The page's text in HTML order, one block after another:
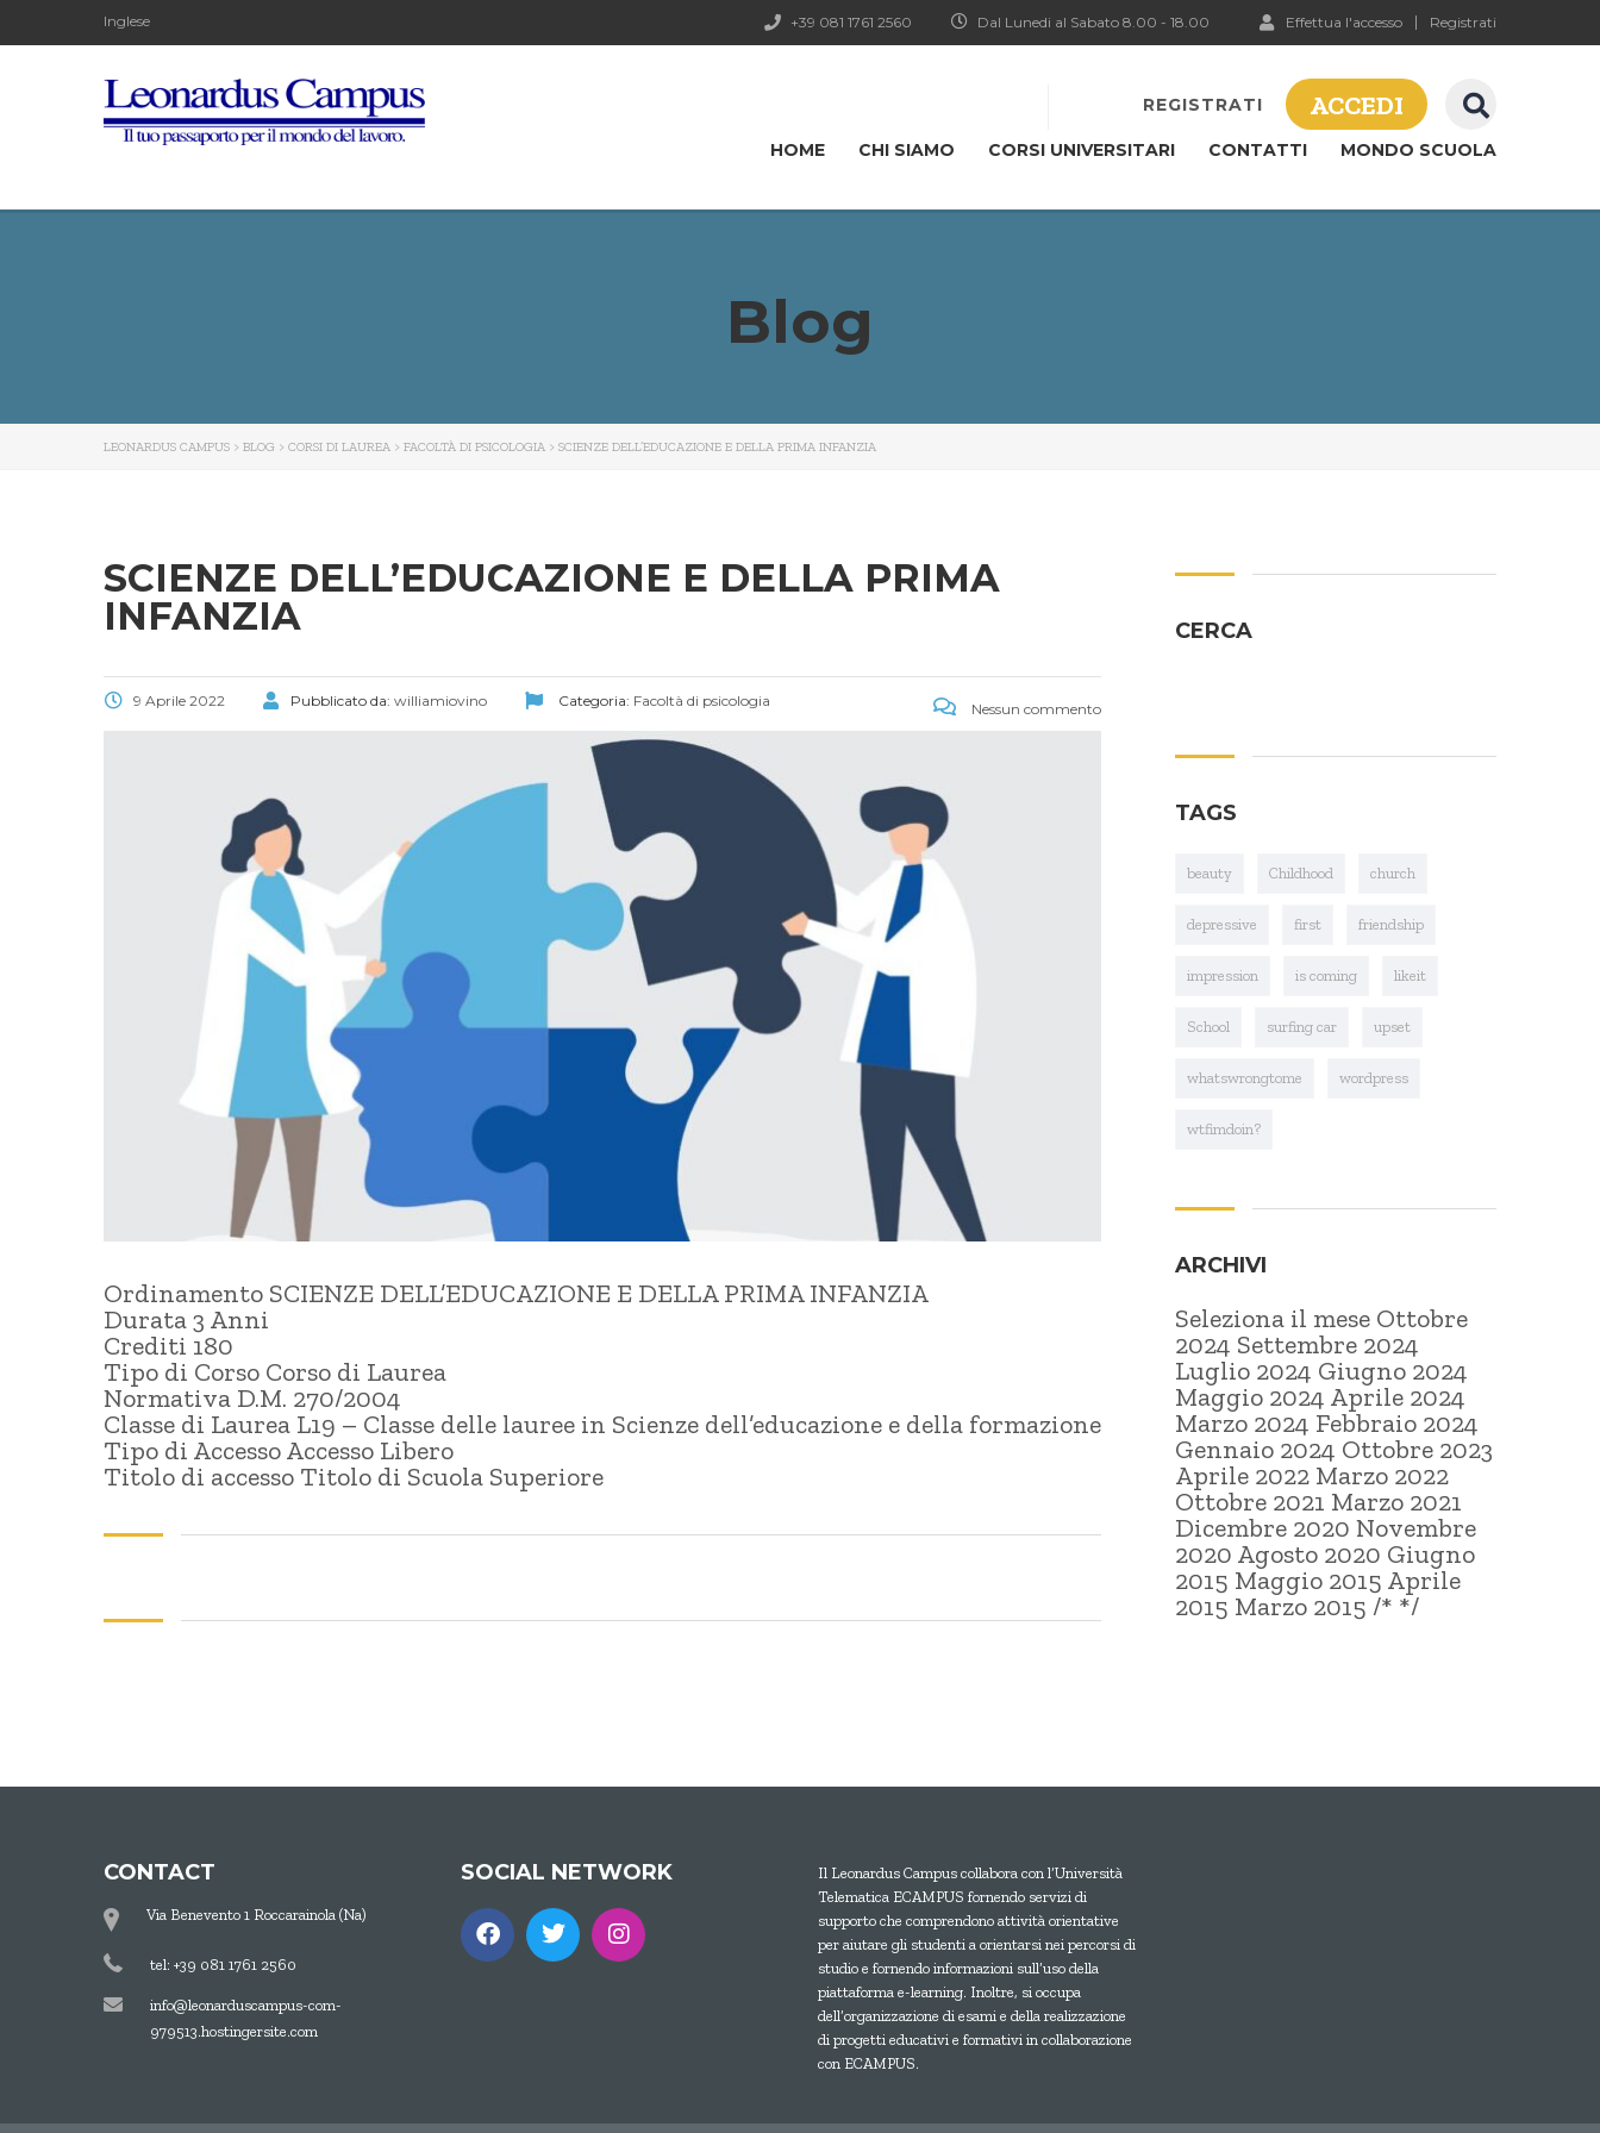
Inglese Effettua l'accesso Registrati
Dal Lunedi al Sabato 8.00 - 18.00
+39 081 1761 2560
REGISTRATI ACCEDI
HOME CHI SIAMO CORSI UNIVERSITARI CONTATTI MONDO SCUOLA
Blog
LEONARDUS CAMPUS > BLOG > CORSI DI LAUREA > FACOLTÀ DI PSICOLOGIA > SCIENZE DELL’EDUCAZIONE E DELLA PRIMA INFANZIA
SCIENZE DELL’EDUCAZIONE E DELLA PRIMA
INFANZIA
9 Aprile 2022 Pubblicato da: williamiovino Categoria: Facoltà di psicologia Nessun commento
Ordinamento SCIENZE DELL’EDUCAZIONE E DELLA PRIMA INFANZIA
Durata 3 Anni
Crediti 180
Tipo di Corso Corso di Laurea
Normativa D.M. 270/2004
Classe di Laurea L19 – Classe delle lauree in Scienze dell’educazione e della formazione
Tipo di Accesso Accesso Libero
Titolo di accesso Titolo di Scuola Superiore
CERCA
TAGS
beauty Childhood church
depressive first friendship
impression is coming likeit
School surfing car upset
whatswrongtome wordpress
wtfimdoin?
ARCHIVI
Seleziona il mese Ottobre
2024 Settembre 2024
Luglio 2024 Giugno 2024
Maggio 2024 Aprile 2024
Marzo 2024 Febbraio 2024
Gennaio 2024 Ottobre 2023
Aprile 2022 Marzo 2022
Ottobre 2021 Marzo 2021
Dicembre 2020 Novembre
2020 Agosto 2020 Giugno
2015 Maggio 2015 Aprile
2015 Marzo 2015 /* */
CONTACT
Via Benevento 1 Roccarainola (Na)
tel: +39 081 1761 2560
info@leonarduscampus-com-
979513.hostingersite.com
SOCIAL NETWORK
Il Leonardus Campus collabora con l’Università
Telematica ECAMPUS fornendo servizi di
supporto che comprendono attività orientative
per aiutare gli studenti a orientarsi nei percorsi di
studio e fornendo informazioni sull’uso della
piattaforma e-learning. Inoltre, si occupa
dell’organizzazione di esami e della realizzazione
di progetti educativi e formativi in collaborazione
con ECAMPUS.